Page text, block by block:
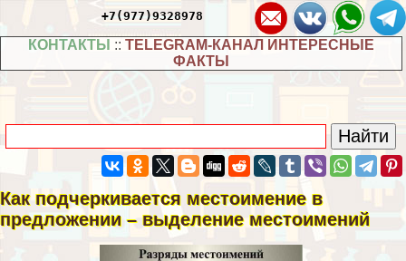
+7(977)9328978
КОНТАКТЫ :: TELEGRAM-КАНАЛ ИНТЕРЕСНЫЕ
ФАКТЫ
Как подчеркивается местоимение в
предложении – выделение местоимений